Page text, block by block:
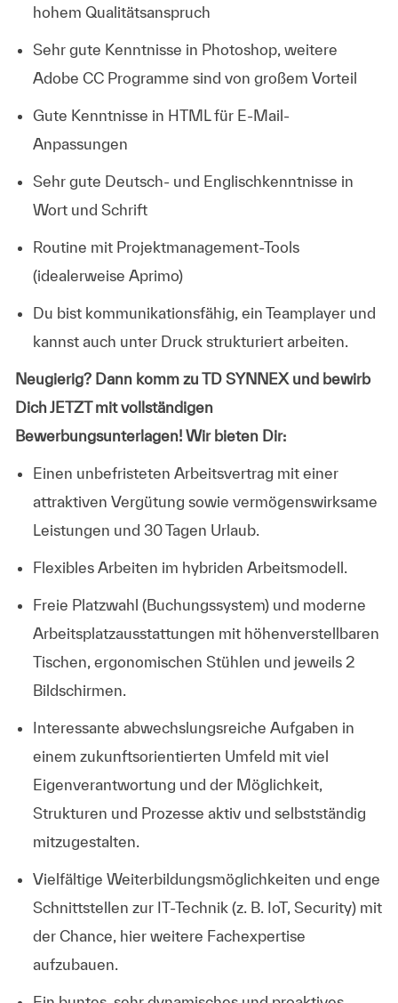
hohem Qualitätsanspruch
Sehr gute Kenntnisse in Photoshop, weitere
Adobe CC Programme sind von großem Vorteil
Gute Kenntnisse in HTML für E-Mail-
Anpassungen
Sehr gute Deutsch- und Englischkenntnisse in
Wort und Schrift
Routine mit Projektmanagement-Tools
(idealerweise Aprimo)
Du bist kommunikationsfähig, ein Teamplayer und
kannst auch unter Druck strukturiert arbeiten.
Neugierig? Dann komm zu TD SYNNEX und bewirb
Dich JETZT mit vollständigen
Bewerbungsunterlagen! Wir bieten Dir:
Einen unbefristeten Arbeitsvertrag mit einer
attraktiven Vergütung sowie vermögenswirksame
Leistungen und 30 Tagen Urlaub.
Flexibles Arbeiten im hybriden Arbeitsmodell.
Freie Platzwahl (Buchungssystem) und moderne
Arbeitsplatzausstattungen mit höhenverstellbaren
Tischen, ergonomischen Stühlen und jeweils 2
Bildschirmen.
Interessante abwechslungsreiche Aufgaben in
einem zukunftsorientierten Umfeld mit viel
Eigenverantwortung und der Möglichkeit,
Strukturen und Prozesse aktiv und selbstständig
mitzugestalten.
Vielfältige Weiterbildungsmöglichkeiten und enge
Schnittstellen zur IT-Technik (z. B. IoT, Security) mit
der Chance, hier weitere Fachexpertise
aufzubauen.